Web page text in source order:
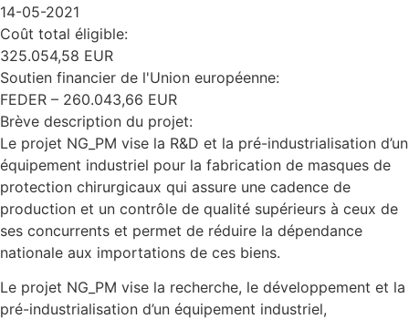
14-05-2021
Coût total éligible:
325.054,58 EUR
Soutien financier de l'Union européenne:
FEDER – 260.043,66 EUR
Brève description du projet:
Le projet NG_PM vise la R&D et la pré-industrialisation d’un
équipement industriel pour la fabrication de masques de
protection chirurgicaux qui assure une cadence de
production et un contrôle de qualité supérieurs à ceux de
ses concurrents et permet de réduire la dépendance
nationale aux importations de ces biens.
Le projet NG_PM vise la recherche, le développement et la
pré-industrialisation d’un équipement industriel,